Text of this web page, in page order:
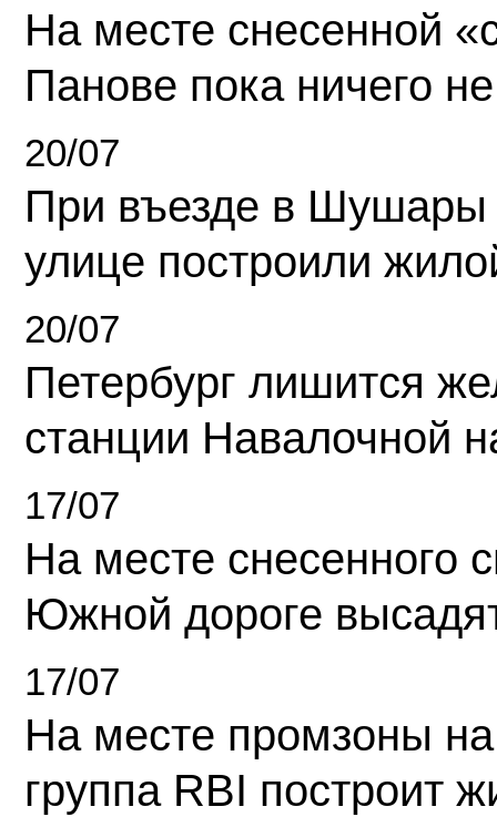
На месте снесенной
Панове пока ничего
20/07
При въезде в Шушары
улице построили
20/07
Петербург лишится
станции Навалочной
17/07
На месте снесенного
Южной дороге
17/07
На месте промзоны
группа RBI построит